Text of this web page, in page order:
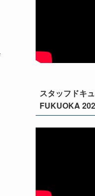
スタッフドキ
FUKUOKA